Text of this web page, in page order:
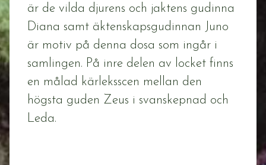
är de vilda djurens och jaktens gudinna
Diana samt äktenskapsgudinnan Juno
är motiv på denna dosa som ingår i
samlingen. På inre delen av locket finns
en målad kärleksscen mellan den
högsta guden Zeus i svanskepnad och
Leda.